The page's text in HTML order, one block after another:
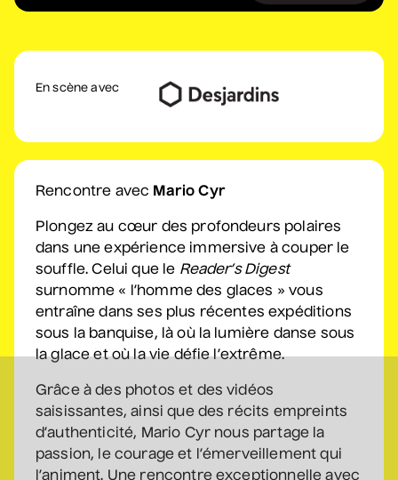
• 100 contrefaçons
Sam Breton
• Ga-lé aller
2 septembre 2026• 19 h 30
Salle André-Mathieu
Supplémentaire
Korine Côté, Gabrielle
Caron, Rolly Assal
• Korine Côté et invités
3 septembre 2026 • 19 h 30
Station culturelle Momo
Gratuit
En scène avec
Rencontre avec Mario Cyr
Plongez au cœur des profondeurs polaires
dans une expérience immersive à couper le
souffle. Celui que le Reader’s Digest
surnomme « l’homme des glaces » vous
entraîne dans ses plus récentes expéditions
sous la banquise, là où la lumière danse sous
la glace et où la vie défie l’extrême.
Grâce à des photos et des vidéos
saisissantes, ainsi que des récits empreints
d’authenticité, Mario Cyr nous partage la
passion, le courage et l’émerveillement qui
l’animent. Une rencontre exceptionnelle avec